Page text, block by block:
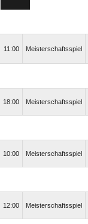
11:00 Meisterschaftsspiel
18:00 Meisterschaftsspiel
10:00 Meisterschaftsspiel
12:00 Meisterschaftsspiel